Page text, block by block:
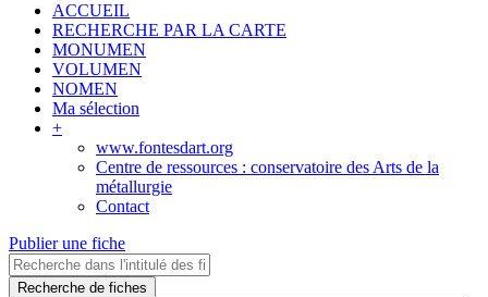
ACCUEIL
RECHERCHE PAR LA CARTE
MONUMEN
VOLUMEN
NOMEN
Ma sélection
+
www.fontesdart.org
Centre de ressources : conservatoire des Arts de la
métallurgie
Contact
Publier une fiche
Recherche de fiches